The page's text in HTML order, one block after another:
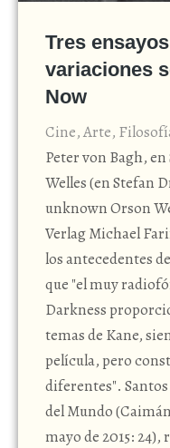
Tres
variaciones
Now
Cine,Arte,
Peter von Bagh,
Welles (en Stefan
unknown Orson
Verlag Michael
los antecedentes
que "el muy
Darkness
temas de Kane,
película, pero
diferentes".
del Mundo
mayo de 2015: 24),